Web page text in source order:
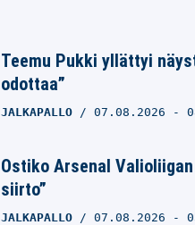
Teemu Pukki yllättyi
odottaa”
JALKAPALLO 07.08.2026 -
Ostiko Arsenal
siirto”
JALKAPALLO 07.08.2026 -